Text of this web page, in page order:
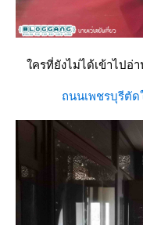
ครที่ยังไม่ได้เข้าไปอ่
ถนนเพชรบุรีตัด